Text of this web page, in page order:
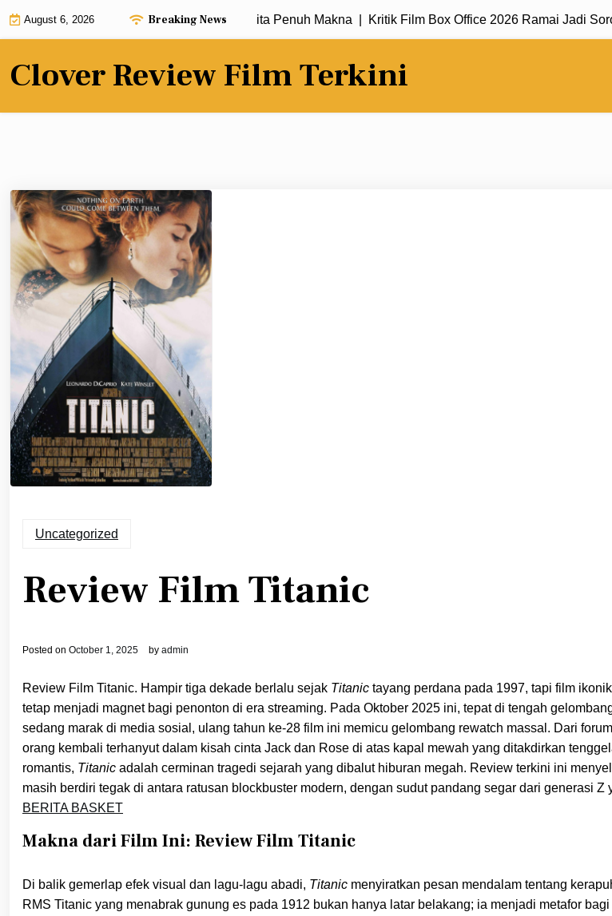
August 6, 2026 Breaking News
Review Film Terbaru dengan Alur Cerita Penuh Makna |Kritik Film Box Office 2026 Ramai Jadi
Clover Review Film Terkini
Uncategorized
Review Film Titanic
Posted on October 1, 2025 by admin
Review Film Titanic. Hampir tiga dekade berlalu sejak Titanic tayang perdana pada 1997, tapi film
tetap menjadi magnet bagi penonton di era streaming. Pada Oktober 2025 ini, tepat di tengah
sedang marak di media sosial, ulang tahun ke-28 film ini memicu gelombang rewatch massal. Dari
orang kembali terhanyut dalam kisah cinta Jack dan Rose di atas kapal mewah yang ditakdirkan
romantis, Titanic adalah cerminan tragedi sejarah yang dibalut hiburan megah. Review terkini ini
masih berdiri tegak di antara ratusan blockbuster modern, dengan sudut pandang segar dari generasi Z
BERITA BASKET
Makna dari Film Ini: Review Film Titanic
Di balik gemerlap efek visual dan lagu-lagu abadi, Titanic menyiratkan pesan mendalam tentang
RMS Titanic yang menabrak gunung es pada 1912 bukan hanya latar belakang; ia menjadi metafor